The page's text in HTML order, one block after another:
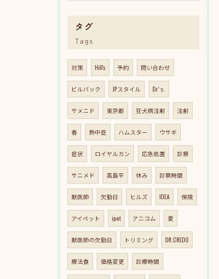
タグ
Tags
対策 Hill's 予約 問い合わせ
ビルバック JPスタイル Dr’ｓ
サメニド 東京都 狂犬病注射 注射
春 熱中症 ハムスター ウサギ
症状 ロイヤルカン 応急処置 診察
サニメド 高島平 休み 診察時間
獣医師 欠勤日 ヒルズ IDEA 保険
アイペット ipet アニコム 夏
獣医師の欠勤日 トリミング DR.CREDO
療法食 価格変更 診療時間